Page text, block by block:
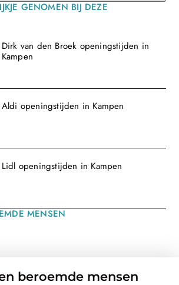
GENOMEN BIJ DEZE
Dirk van den Broek openingstijden in
Kampen
Aldi openingstijden in Kampen
Lidl openingstijden in Kampen
MENSEN
beroemde mensen